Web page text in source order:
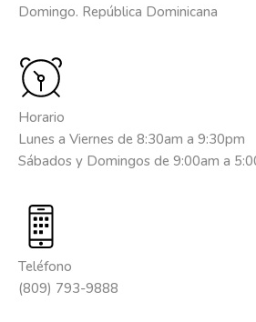
Domingo. República Dominicana
Horario
Lunes a Viernes de 8:30am a 9:30pm
Sábados y Domingos de 9:00am a
Teléfono
(809) 793-9888